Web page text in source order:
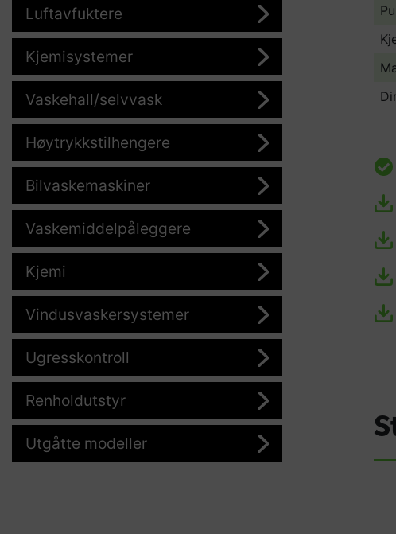
Luftavfuktere
Kjemisystemer
Vaskehall/selvvask
Høytrykkstilhengere
Bilvaskemaskiner
Vaskemiddelpåleggere
Kjemi
Vindusvaskersystemer
Ugresskontroll
Renholdutstyr
Utgåtte modeller